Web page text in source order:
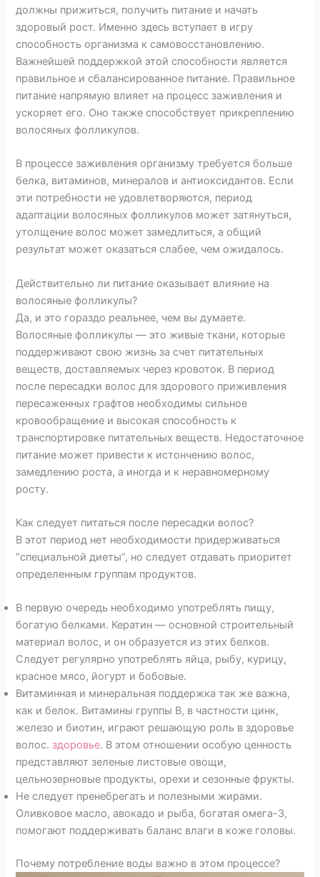
должны прижиться, получить питание и начать
здоровый рост. Именно здесь вступает в игру
способность организма к самовосстановлению.
Важнейшей поддержкой этой способности является
правильное и сбалансированное питание. Правильное
питание напрямую влияет на процесс заживления и
ускоряет его. Оно также способствует прикреплению
волосяных фолликулов.
В процессе заживления организму требуется больше
белка, витаминов, минералов и антиоксидантов. Если
эти потребности не удовлетворяются, период
адаптации волосяных фолликулов может затянуться,
утолщение волос может замедлиться, а общий
результат может оказаться слабее, чем ожидалось.
Действительно ли питание оказывает влияние на
волосяные фолликулы?
Да, и это гораздо реальнее, чем вы думаете.
Волосяные фолликулы — это живые ткани, которые
поддерживают свою жизнь за счет питательных
веществ, доставляемых через кровоток. В период
после пересадки волос для здорового приживления
пересаженных графтов необходимы сильное
кровообращение и высокая способность к
транспортировке питательных веществ. Недостаточное
питание может привести к истончению волос,
замедлению роста, а иногда и к неравномерному
росту.
Как следует питаться после пересадки волос?
В этот период нет необходимости придерживаться
“специальной диеты”, но следует отдавать приоритет
определенным группам продуктов.
В первую очередь необходимо употреблять пищу,
богатую белками. Кератин — основной строительный
материал волос, и он образуется из этих белков.
Следует регулярно употреблять яйца, рыбу, курицу,
красное мясо, йогурт и бобовые.
Витаминная и минеральная поддержка так же важна,
как и белок. Витамины группы В, в частности цинк,
железо и биотин, играют решающую роль в здоровье
волос.здоровье. В этом отношении особую ценность
представляют зеленые листовые овощи,
цельнозерновые продукты, орехи и сезонные фрукты.
Не следует пренебрегать и полезными жирами.
Оливковое масло, авокадо и рыба, богатая омега-3,
помогают поддерживать баланс влаги в коже головы.
Почему потребление воды важно в этом процессе?